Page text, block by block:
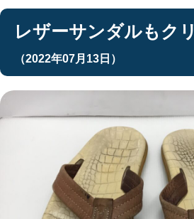
レザーサンダルもク
（2022年07月13日）